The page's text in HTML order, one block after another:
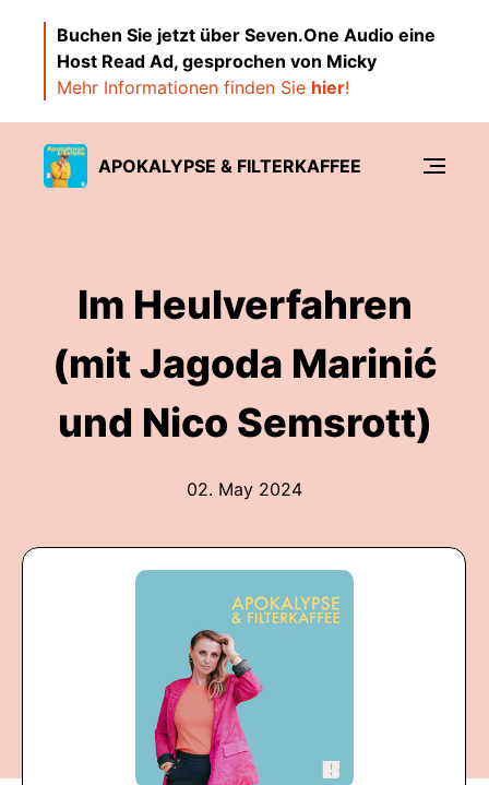
Buchen Sie jetzt über Seven.One Audio eine
Host Read Ad, gesprochen von Micky
Mehr Informationen finden Sie hier!
APOKALYPSE & FILTERKAFFEE
Im Heulverfahren
(mit Jagoda Marinić
und Nico Semsrott)
02. May 2024